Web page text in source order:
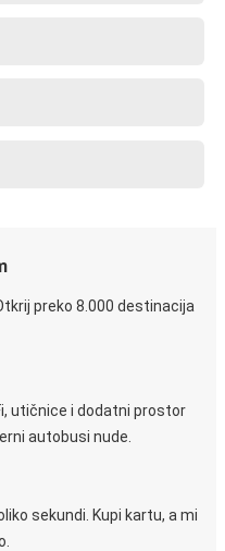
preko 8.000 destinacija
utičnice i dodatni prostor
autobusi nude.
sekundi. Kupi kartu, a mi